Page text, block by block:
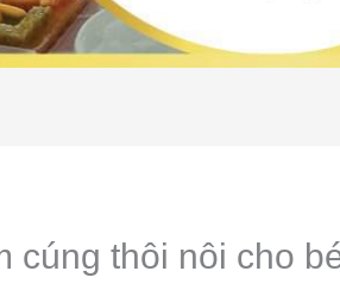
cúng thôi nôi cho